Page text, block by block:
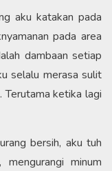
aku katakan pada
pada area
dambaan setiap
selalu merasa sulit
Terutama ketika lagi
bersih, aku tuh
minum